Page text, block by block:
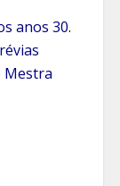
anos 30.
Mestra